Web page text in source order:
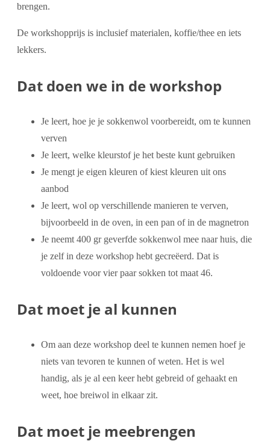
brengen.
De workshopprijs is inclusief materialen, koffie/thee en iets
lekkers.
Dat doen we in de workshop
Je leert, hoe je je sokkenwol voorbereidt, om te kunnen
verven
Je leert, welke kleurstof je het beste kunt gebruiken
Je mengt je eigen kleuren of kiest kleuren uit ons
aanbod
Je leert, wol op verschillende manieren te verven,
bijvoorbeeld in de oven, in een pan of in de magnetron
Je neemt 400 gr geverfde sokkenwol mee naar huis, die
je zelf in deze workshop hebt gecreëerd. Dat is
voldoende voor vier paar sokken tot maat 46.
Dat moet je al kunnen
Om aan deze workshop deel te kunnen nemen hoef je
niets van tevoren te kunnen of weten. Het is wel
handig, als je al een keer hebt gebreid of gehaakt en
weet, hoe breiwol in elkaar zit.
Dat moet je meebrengen